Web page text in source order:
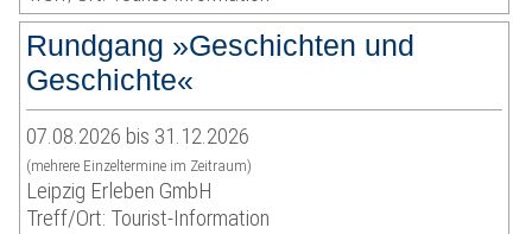
Rundgang »Geschichten und
Geschichte«
07.08.2026 bis 31.12.2026
(mehrere Einzeltermine im Zeitraum)
Leipzig Erleben GmbH
Treff/Ort: Tourist-Information